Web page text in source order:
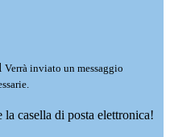
Verrà inviato un messaggio
casella di posta elettronica!